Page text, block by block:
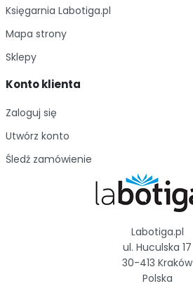
Księgarnia Labotiga.pl
Mapa strony
Sklepy
Konto klienta
Zaloguj się
Utwórz konto
Śledź zamówienie
Labotiga.pl
ul. Huculska 17
30-413 Kraków
Polska